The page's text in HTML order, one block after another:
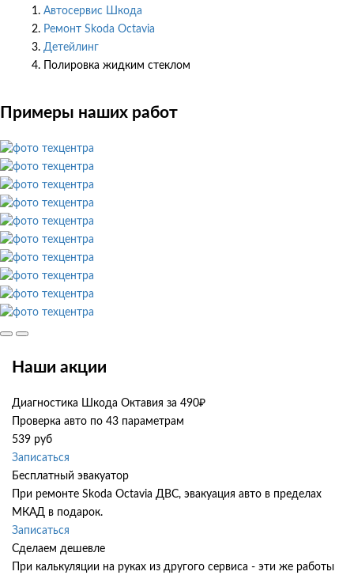
Автосервис Шкода
Ремонт Skoda Octavia
Детейлинг
Полировка жидким стеклом
Примеры наших работ
Наши акции
Диагностика Шкода Октавия за 490₽
Проверка авто по 43 параметрам
539 руб
Записаться
Бесплатный эвакуатор
При ремонте Skoda Octavia ДВС, эвакуация авто в пределах
МКАД в подарок.
Записаться
Сделаем дешевле
При калькуляции на руках из другого сервиса - эти же работы